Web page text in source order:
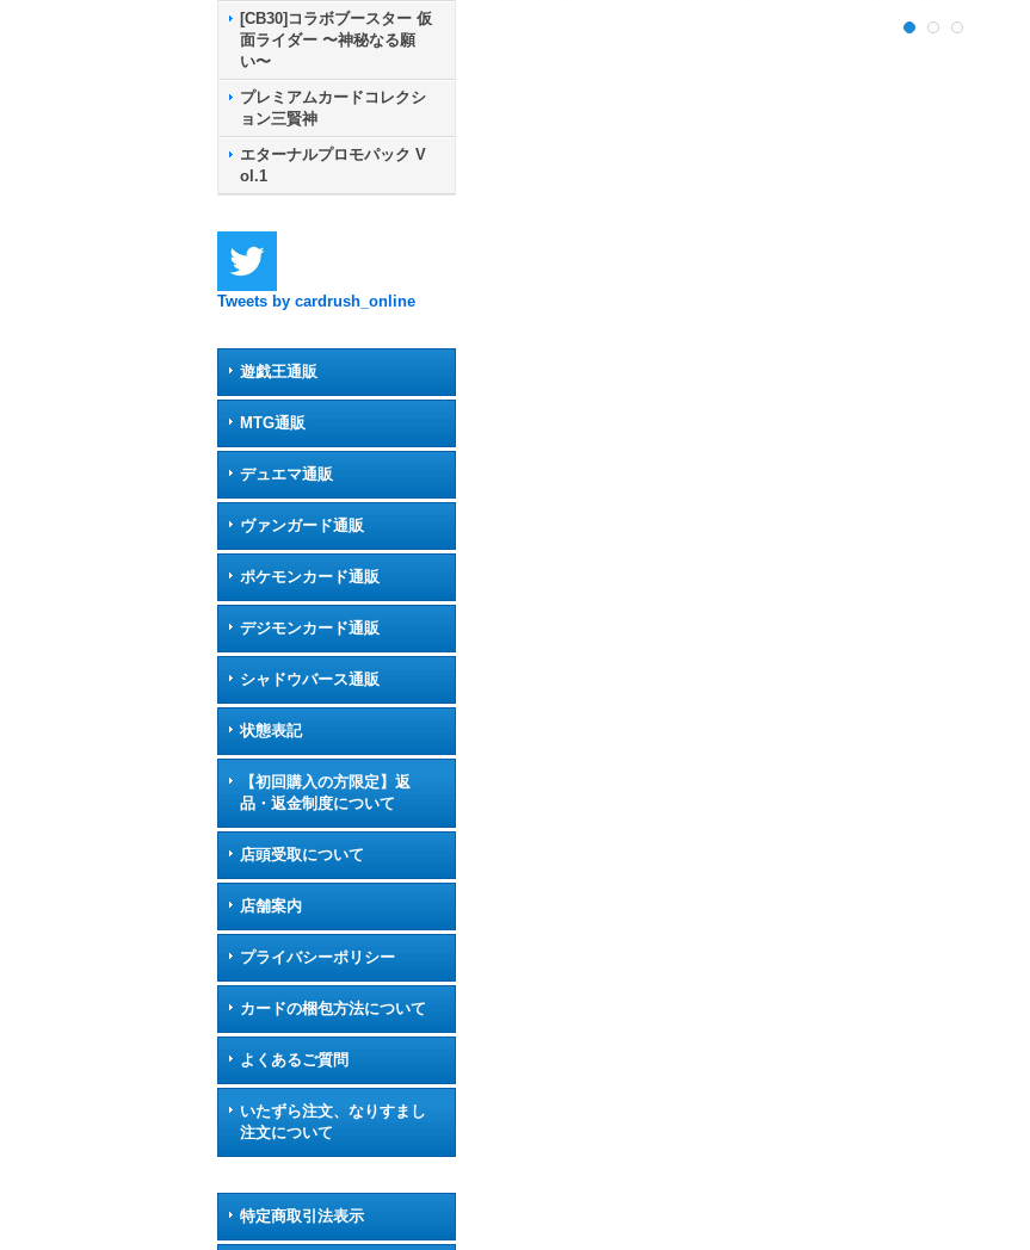
[CB30]コラボブースター 仮
面ライダー 〜神秘なる願
い〜
プレミアムカードコレクシ
ョン三賢神
エターナルプロモパック V
ol.1
Tweets by cardrush_online
遊戯王通販
MTG通販
デュエマ通販
ヴァンガード通販
ポケモンカード通販
デジモンカード通販
シャドウバース通販
状態表記
【初回購入の方限定】返
品・返金制度について
店頭受取について
店舗案内
プライバシーポリシー
カードの梱包方法について
よくあるご質問
いたずら注文、なりすまし
注文について
特定商取引法表示